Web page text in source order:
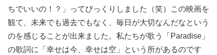
ちでいいの！？」ってびっくりしました（笑）この映画を
観て、未来でも過去でもなく、毎日が大切なんだなという
のを感じることが出来ました。私たちが歌う「Paradise」
の歌詞に「幸せは今、幸せは空」という所があるのです